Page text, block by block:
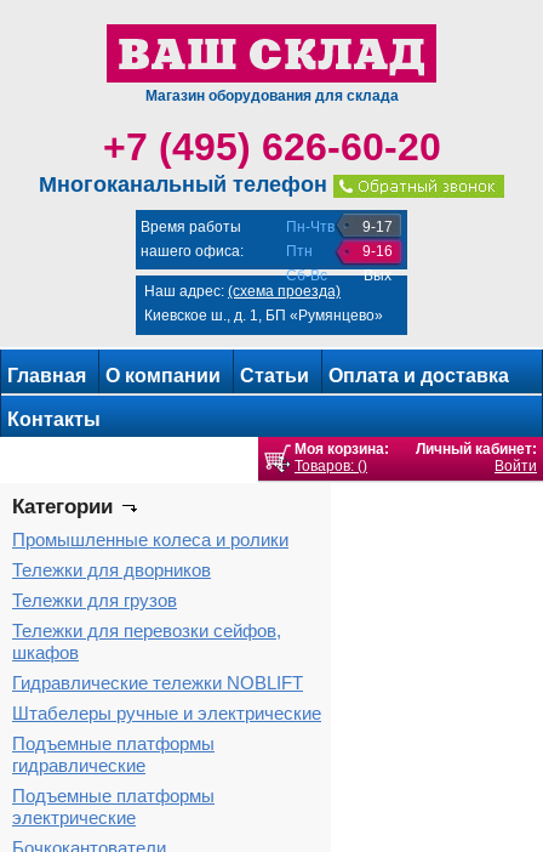
Магазин оборудования для склада
+7 (495) 626-60-20
Многоканальный телефон
Время работы
нашего офиса:
Пн-Чтв
Птн
Сб-Вс
9-17
9-16
Вых
Наш адрес: (схема проезда)
Киевское ш., д. 1, БП «Румянцево»
Главная О компании Статьи Оплата и доставка
Контакты
Моя корзина:
Товаров: ()
Личный кабинет:
Войти
Категории
Промышленные колеса и ролики
Тележки для дворников
Тележки для грузов
Тележки для перевозки сейфов,
шкафов
Гидравлические тележки NOBLIFT
Штабелеры ручные и электрические
Подъемные платформы
гидравлические
Подъемные платформы
электрические
Бочкокантователи